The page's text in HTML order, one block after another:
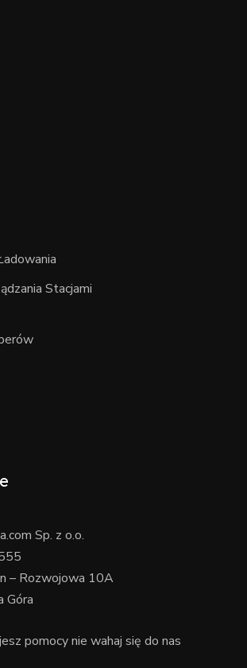
Stacjami
Sp. z o.o.
– Rozwojowa 10A
Góra
pomocy nie wahaj się do nas